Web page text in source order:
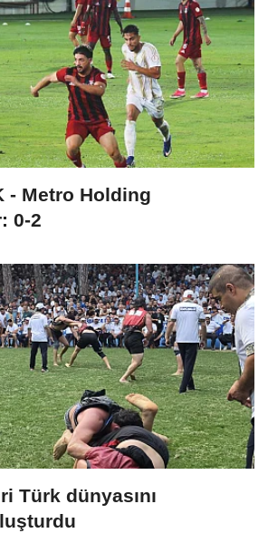
- Metro Holding
0-2
Türk dünyasını